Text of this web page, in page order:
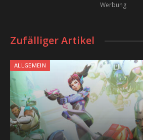
Werbung
Zufälliger Artikel
ALLGEMEIN